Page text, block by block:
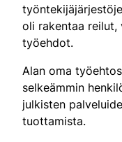
oli rakentaa
työehdot.
Alan oma
selkeämmin
julkisten
tuottamista.